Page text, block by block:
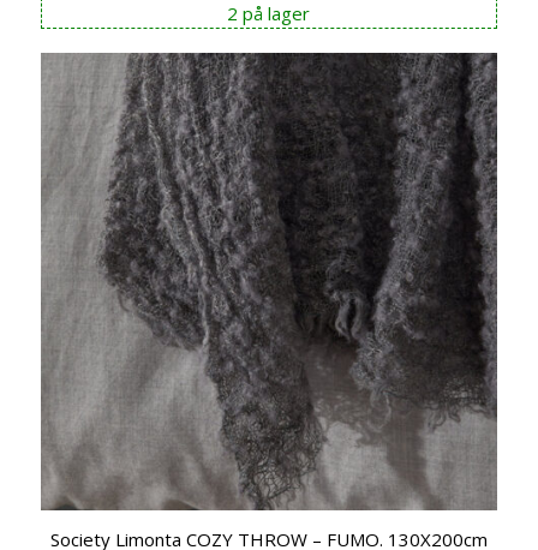
2 på lager
Society Limonta COZY THROW – FUMO. 130X200cm